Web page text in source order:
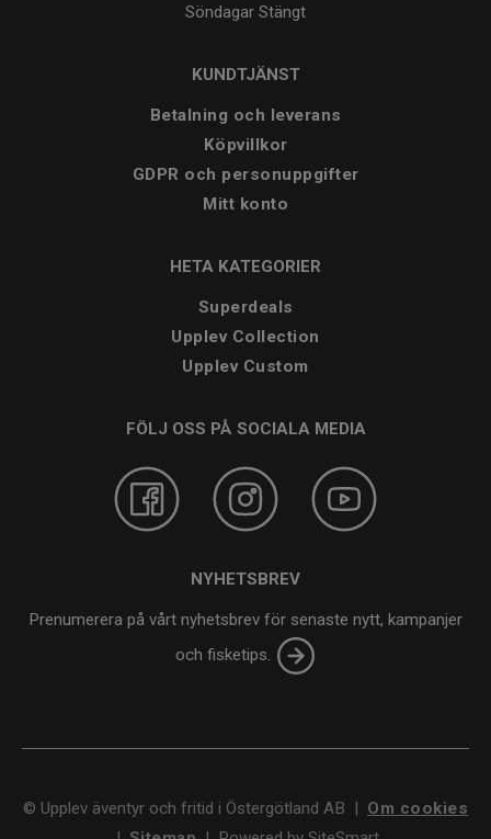
Söndagar Stängt
KUNDTJÄNST
Betalning och leverans
Köpvillkor
GDPR och personuppgifter
Mitt konto
HETA KATEGORIER
Superdeals
Upplev Collection
Upplev Custom
FÖLJ OSS PÅ SOCIALA MEDIA
NYHETSBREV
Prenumerera på vårt nyhetsbrev för senaste nytt, kampanjer
och fisketips.
© Upplev äventyr och fritid i Östergötland AB | Om cookies